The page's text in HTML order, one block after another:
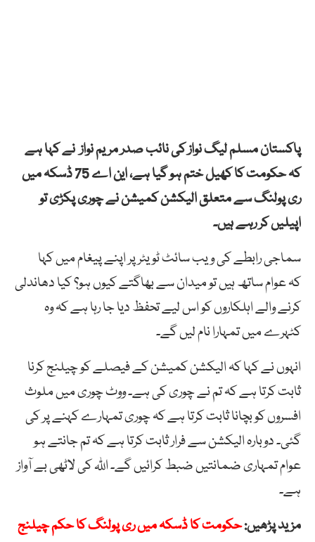
پاکستان مسلملیگنوازکینائبصدرمریمنوازنے کہاہے
کہحکومتکاکھیلختمہو
گیا ہے، این اے 75 ڈسکہ میں
ری پولنگ سے متعلق الیکشن کمیشن نے چوری پکڑی تو
اپیلیں کر رہے ہیں۔
سماجی رابطے کی ویب سائٹ ٹویٹر پر اپنے پیغام میں کہا
کہعوامساتھہیںتومیدانسےبھاگتےکیوںہو؟کیادھاندلی
کرنےوالےاہلکاروںکواسلیےتحفظدیاجارہاہےکہوہ
کٹہرےمیںتمہاراناملیںگے۔
انہوںنےکہاکہالیکشنکمیشنکےفیصلےکوچیلنجکرنا
ثابتکرتاہےکہتمنےچوریکیہے۔ووٹچوریمیںملوث
افسروںکوبچاناثابتکرتاہےکہچوریتمہارےکہنےپرکی
گئی۔دوبارہالیکشنسےفرارثابتکرتاہےکہتمجانتےہو
عوامتمہاریضمانتیںضبطکرائیںگے۔اللّہکیلاٹھیبےآواز
ہے۔
مزید پڑھیں:حکومت کا ڈسکہ میں ری پولنگ کا حکم چیلنج